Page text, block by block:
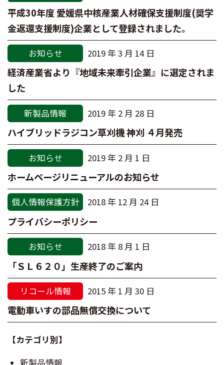
平成30年度 愛媛県中核産業人材確保支援制度(奨学
金返還支援制度)企業として登録されました。
お知らせ 2019 年 3 月 14 日
経済産業省より『地域未来牽引企業』に選定されま
した
新製品情報 2019 年 2 月 28 日
ハイブリッドラジコン草刈機 神刈 ４月発売
お知らせ 2019 年 2 月 1 日
ホームページリニューアルのお知らせ
個人情報保護方針 2018 年 12 月 24 日
プライバシーポリシー
お知らせ 2018 年 8 月 1 日
「ＳＬ６２０」生産終了のご案内
リコール情報 2015 年 1 月 30 日
電動車いすの部品無償交換について
【カテゴリ別】
新製品情報